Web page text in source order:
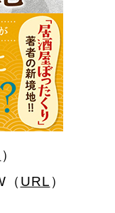
）
（ URL ）